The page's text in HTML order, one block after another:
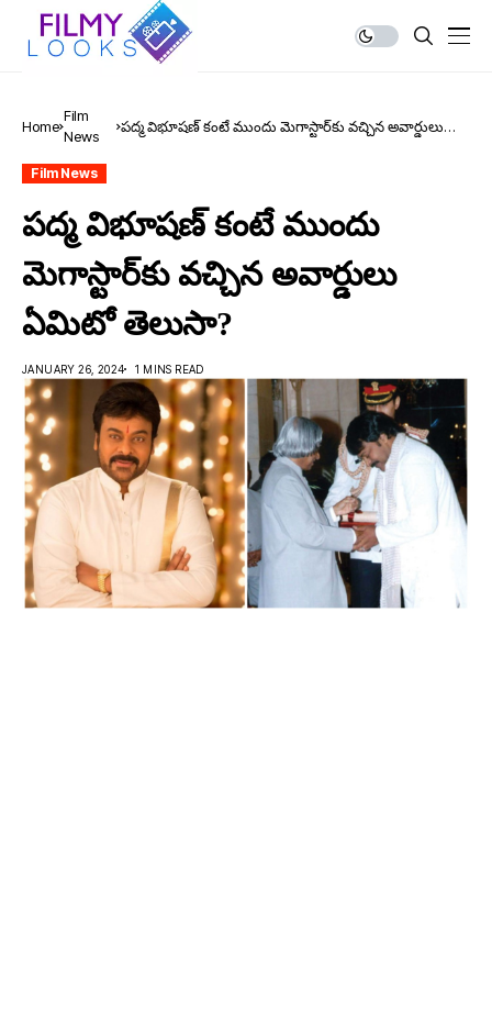
Home
Film
News
పద్మ విభూషణ్ కంటే ముందు మెగాస్టార్‌కు వచ్చిన అవార్డులు
Film News
పద్మ విభూషణ్ కంటే ముందు
మెగాస్టార్‌కు వచ్చిన అవార్డులు
ఏమిటో తెలుసా?
JANUARY 26, 2024 1 MINS READ